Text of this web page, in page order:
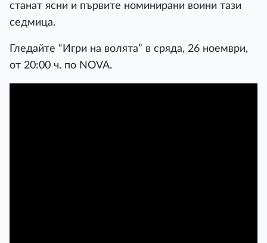
станат ясни и първите номинирани воини тази
седмица.
Гледайте “Игри на волята” в сряда, 26 ноември,
от 20:00 ч. по NOVA.